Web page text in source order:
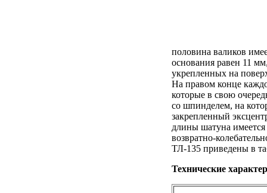
половина валиков
основания равен 11
укрепленных на
На правом конце
которые в свою
со шпинделем, на
закрепленный
длины шатуна
возвратно-
ТЛ-135 приведены в
Технические